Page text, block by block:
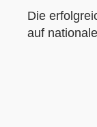
Die
auf